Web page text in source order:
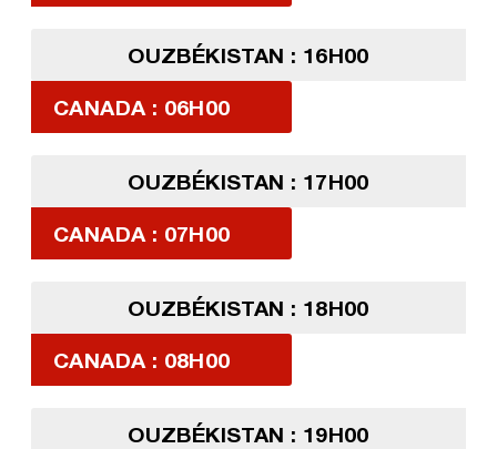
OUZBÉKISTAN : 16H00
CANADA : 06H00
OUZBÉKISTAN : 17H00
CANADA : 07H00
OUZBÉKISTAN : 18H00
CANADA : 08H00
OUZBÉKISTAN : 19H00